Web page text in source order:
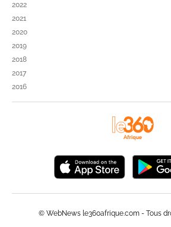
2022
2021
2020
2019
2018
2017
2016
© WebNews le360afrique.com - Tous